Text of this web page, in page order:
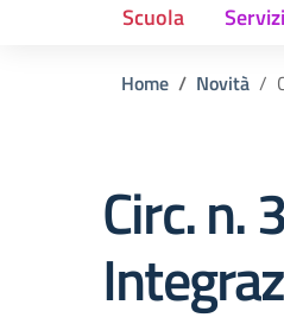
Scuola Servizi
Home Novità
Circ. n.